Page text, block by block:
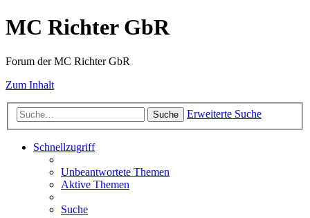
MC Richter GbR
Forum der MC Richter GbR
Zum Inhalt
Suche Erweiterte Suche
Schnellzugriff
Unbeantwortete Themen
Aktive Themen
Suche